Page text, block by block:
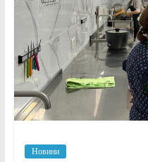
Новини